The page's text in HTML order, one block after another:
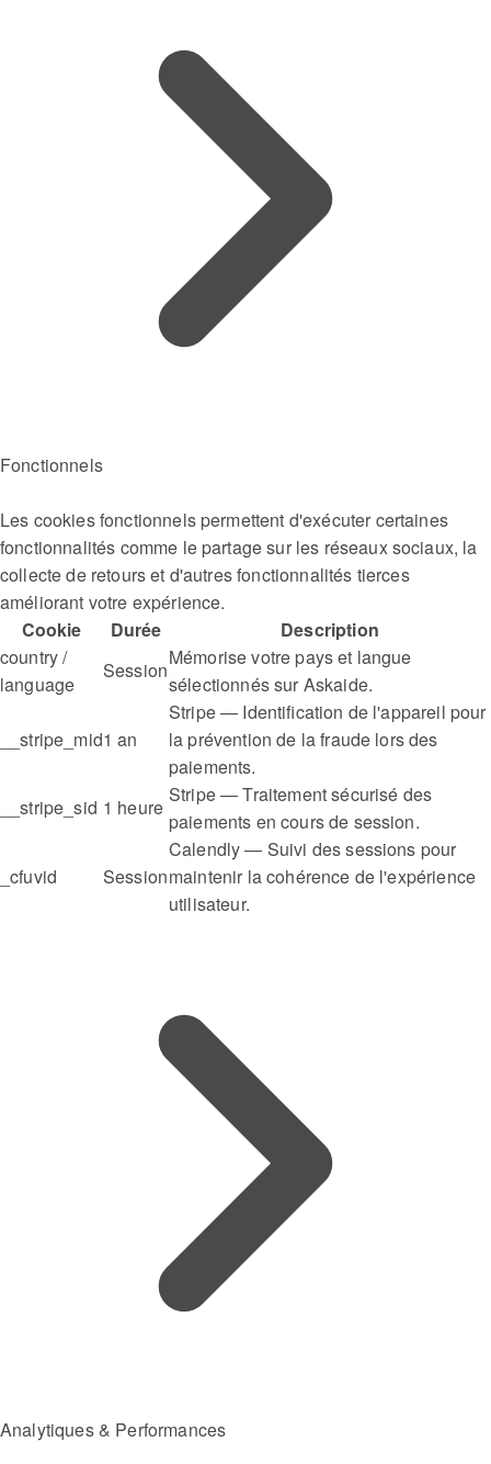
Fonctionnels
Les cookies fonctionnels permettent d'exécuter certaines
fonctionnalités comme le partage sur les réseaux sociaux, la
collecte de retours et d'autres fonctionnalités tierces
améliorant votre expérience.
Cookie
Durée
Description
country /
language
Session
Mémorise votre pays et langue
sélectionnés sur Askaide.
__stripe_mid1 an
Stripe — Identification de l'appareil pour
la prévention de la fraude lors des
paiements.
__stripe_sid 1 heure
Stripe — Traitement sécurisé des
paiements en cours de session.
_cfuvid Session
Calendly — Suivi des sessions pour
maintenir la cohérence de l'expérience
utilisateur.
Analytiques & Performances